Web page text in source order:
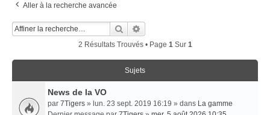
Aller à la recherche avancée
Rechercher
2 Résultats Trouvés • Page 1Sur 1
Sujets
News de la VO
par 7Tigers » lun. 23 sept. 2019 16:19 » dans La gamme